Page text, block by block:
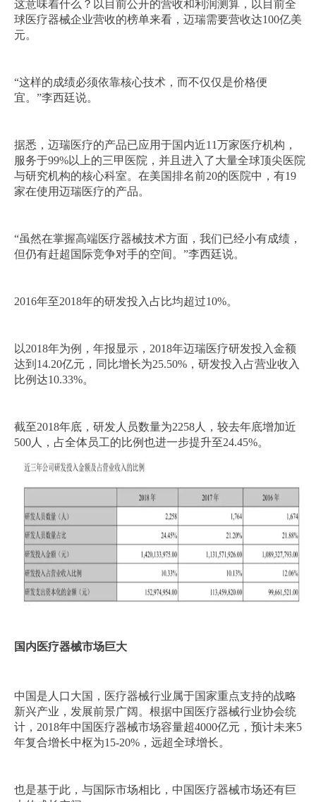
这意味着什么？以目前公开的营收和利润测算，以目前全
球医疗器械企业营收的榜单来看，迈瑞需要营收达100亿美
元。
“这样的成绩必须依靠核心技术，而不仅仅是价格便
宜。”李西廷说。
据悉，迈瑞医疗的产品已应用于国内近11万家医疗机构，
服务于99%以上的三甲医院，并且进入了大量全球顶尖医院
与研究机构的核心科室。在美国排名前20的医院中，有19
家在使用迈瑞医疗的产品。
“虽然在掌握高端医疗器械技术方面，我们已经小有成绩，
但仍有赶超国际竞争对手的空间。”李西廷说。
2016年至2018年的研发投入占比均超过10%。
以2018年为例，年报显示，2018年迈瑞医疗研发投入金额
达到14.20亿元，同比增长为25.50%，研发投入占营业收入
比例达10.33%。
截至2018年底，研发人员数量为2258人，较去年底增加近
500人，占全体员工的比例也进一步提升至24.45%。
国内医疗器械市场巨大
中国是人口大国，医疗器械行业属于国家重点支持的战略
新兴产业，发展前景广阔。根据中国医疗器械行业协会统
计，2018年中国医疗器械市场容量超4000亿元，预计未来5
年复合增长中枢为15-20%，远超全球增长。
也是基于此，与国际市场相比，中国医疗器械市场还有巨